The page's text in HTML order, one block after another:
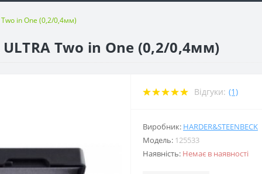
in One (0,2/0,4мм)
Two in One (0,2/0,4мм)
Відгуки: (1)
Виробник: HARDER&STEENBECK
Модель: 125533
Наявність: Немає в наявності